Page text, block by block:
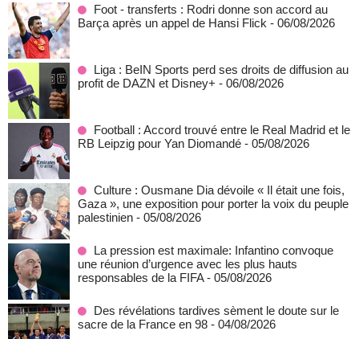
Foot - transferts : Rodri donne son accord au
Barça après un appel de Hansi Flick - 06/08/2026
Liga : BeIN Sports perd ses droits de diffusion au
profit de DAZN et Disney+ - 06/08/2026
Football : Accord trouvé entre le Real Madrid et le
RB Leipzig pour Yan Diomandé - 05/08/2026
Culture : Ousmane Dia dévoile « Il était une fois,
Gaza », une exposition pour porter la voix du peuple
palestinien - 05/08/2026
La pression est maximale: Infantino convoque
une réunion d’urgence avec les plus hauts
responsables de la FIFA - 05/08/2026
Des révélations tardives sèment le doute sur le
sacre de la France en 98 - 04/08/2026